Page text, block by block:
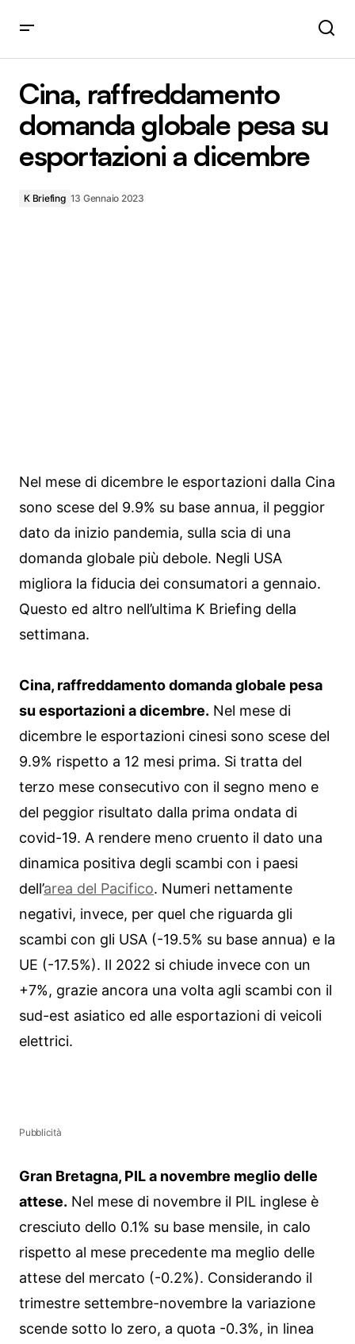
esportazioni a dicembre
Cina, raffreddamento
domanda globale pesa su
esportazioni a dicembre
K Briefing 13 Gennaio 2023
Nel mese di dicembre le esportazioni dalla Cina
sono scese del 9.9% su base annua, il peggior
dato da inizio pandemia, sulla scia di una
domanda globale più debole. Negli USA
migliora la fiducia dei consumatori a gennaio.
Questo ed altro nell’ultima K Briefing della
settimana.
Cina, raffreddamento domanda globale pesa
su esportazioni a dicembre. Nel mese di
dicembre le esportazioni cinesi sono scese del
9.9% rispetto a 12 mesi prima. Si tratta del
terzo mese consecutivo con il segno meno e
del peggior risultato dalla prima ondata di
covid-19. A rendere meno cruento il dato una
dinamica positiva degli scambi con i paesi
dell’area del Pacifico. Numeri nettamente
negativi, invece, per quel che riguarda gli
scambi con gli USA (-19.5% su base annua) e la
UE (-17.5%). Il 2022 si chiude invece con un
+7%, grazie ancora una volta agli scambi con il
sud-est asiatico ed alle esportazioni di veicoli
elettrici.
Pubblicità
Gran Bretagna, PIL a novembre meglio delle
attese. Nel mese di novembre il PIL inglese è
cresciuto dello 0.1% su base mensile, in calo
rispetto al mese precedente ma meglio delle
attese del mercato (-0.2%). Considerando il
trimestre settembre-novembre la variazione
scende sotto lo zero, a quota -0.3%, in linea